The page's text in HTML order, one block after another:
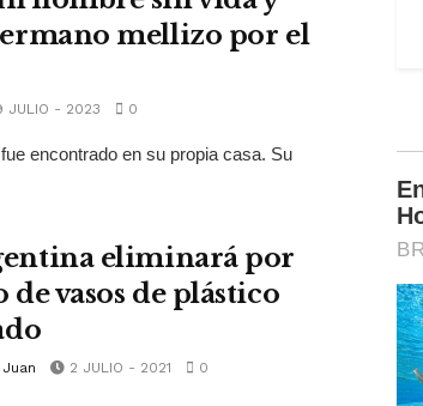
mellizo por el
JULIO - 2023 0
encontrado en su propia casa. Su
eliminará por
vasos de plástico
2 JULIO - 2021 0